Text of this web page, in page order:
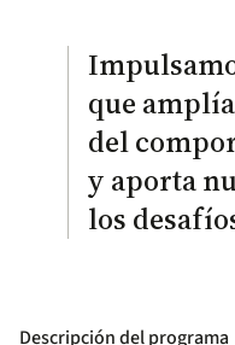
que
del
y aporta
los
Descripción del programa